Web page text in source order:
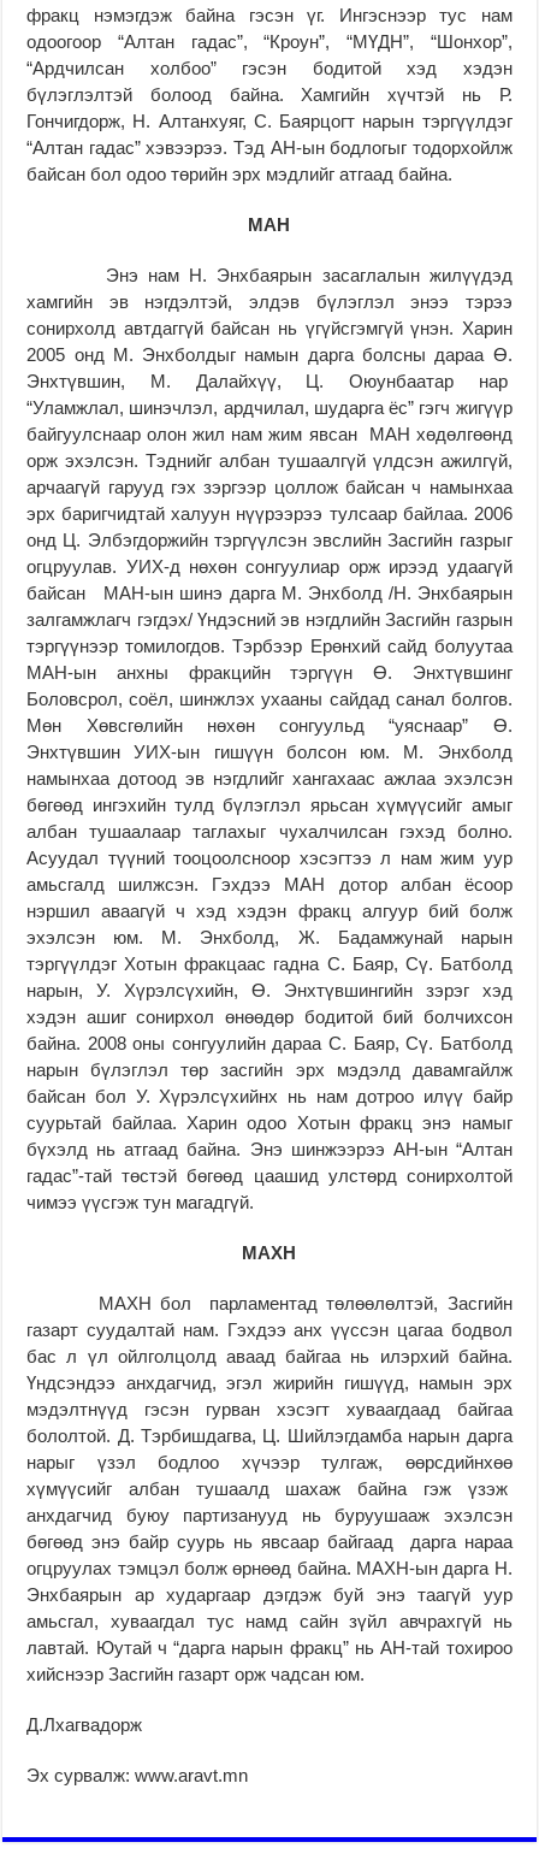
фракц нэмэгдэж байна гэсэн үг. Ингэснээр тус нам
одоогоор “Алтан гадас”, “Кроун”, “МҮДН”, “Шонхор”,
“Ардчилсан холбоо” гэсэн бодитой хэд хэдэн
бүлэглэлтэй болоод байна. Хамгийн хүчтэй нь Р.
Гончигдорж, Н. Алтанхуяг, С. Баярцогт нарын тэргүүлдэг
“Алтан гадас” хэвээрээ. Тэд АН-ын бодлогыг тодорхойлж
байсан бол одоо төрийн эрх мэдлийг атгаад байна.
МАН
Энэ нам Н. Энхбаярын засаглалын жилүүдэд
хамгийн эв нэгдэлтэй, элдэв бүлэглэл энээ тэрээ
сонирхолд автдаггүй байсан нь үгүйсгэмгүй үнэн. Харин
2005 онд М. Энхболдыг намын дарга болсны дараа Ө.
Энхтүвшин, М. Далайхүү, Ц. Оюунбаатар нар
“Уламжлал, шинэчлэл, ардчилал, шударга ёс” гэгч жигүүр
байгуулснаар олон жил нам жим явсан МАН хөдөлгөөнд
орж эхэлсэн. Тэднийг албан тушаалгүй үлдсэн ажилгүй,
арчаагүй гарууд гэх зэргээр цоллож байсан ч намынхаа
эрх баригчидтай халуун нүүрээрээ тулсаар байлаа. 2006
онд Ц. Элбэгдоржийн тэргүүлсэн эвслийн Засгийн газрыг
огцруулав. УИХ-д нөхөн сонгуулиар орж ирээд удаагүй
байсан МАН-ын шинэ дарга М. Энхболд /Н. Энхбаярын
залгамжлагч гэгдэх/ Үндэсний эв нэгдлийн Засгийн газрын
тэргүүнээр томилогдов. Тэрбээр Ерөнхий сайд болуутаа
МАН-ын анхны фракцийн тэргүүн Ө. Энхтүвшинг
Боловсрол, соёл, шинжлэх ухааны сайдад санал болгов.
Мөн Хөвсгөлийн нөхөн сонгуульд “уяснаар” Ө.
Энхтүвшин УИХ-ын гишүүн болсон юм. М. Энхболд
намынхаа дотоод эв нэгдлийг хангахаас ажлаа эхэлсэн
бөгөөд ингэхийн тулд бүлэглэл ярьсан хүмүүсийг амыг
албан тушаалаар таглахыг чухалчилсан гэхэд болно.
Асуудал түүний тооцоолсноор хэсэгтээ л нам жим уур
амьсгалд шилжсэн. Гэхдээ МАН дотор албан ёсоор
нэршил аваагүй ч хэд хэдэн фракц алгуур бий болж
эхэлсэн юм. М. Энхболд, Ж. Бадамжунай нарын
тэргүүлдэг Хотын фракцаас гадна С. Баяр, Сү. Батболд
нарын, У. Хүрэлсүхийн, Ө. Энхтүвшингийн зэрэг хэд
хэдэн ашиг сонирхол өнөөдөр бодитой бий болчихсон
байна. 2008 оны сонгуулийн дараа С. Баяр, Сү. Батболд
нарын бүлэглэл төр засгийн эрх мэдэлд давамгайлж
байсан бол У. Хүрэлсүхийнх нь нам дотроо илүү байр
суурьтай байлаа. Харин одоо Хотын фракц энэ намыг
бүхэлд нь атгаад байна. Энэ шинжээрээ АН-ын “Алтан
гадас”-тай төстэй бөгөөд цаашид улстөрд сонирхолтой
чимээ үүсгэж тун магадгүй.
МАХН
МАХН бол парламентад төлөөлөлтэй, Засгийн
газарт суудалтай нам. Гэхдээ анх үүссэн цагаа бодвол
бас л үл ойлголцолд аваад байгаа нь илэрхий байна.
Үндсэндээ анхдагчид, эгэл жирийн гишүүд, намын эрх
мэдэлтнүүд гэсэн гурван хэсэгт хуваагдаад байгаа
бололтой. Д. Тэрбишдагва, Ц. Шийлэгдамба нарын дарга
нарыг үзэл бодлоо хүчээр тулгаж, өөрсдийнхөө
хүмүүсийг албан тушаалд шахаж байна гэж үзэж
анхдагчид буюу партизанууд нь буруушааж эхэлсэн
бөгөөд энэ байр суурь нь явсаар байгаад дарга нараа
огцруулах тэмцэл болж өрнөөд байна. МАХН-ын дарга Н.
Энхбаярын ар хударгаар дэгдэж буй энэ таагүй уур
амьсгал, хуваагдал тус намд сайн зүйл авчрахгүй нь
лавтай. Юутай ч “дарга нарын фракц” нь АН-тай тохироо
хийснээр Засгийн газарт орж чадсан юм.
Д.Лхагвадорж
Эх сурвалж: www.aravt.mn